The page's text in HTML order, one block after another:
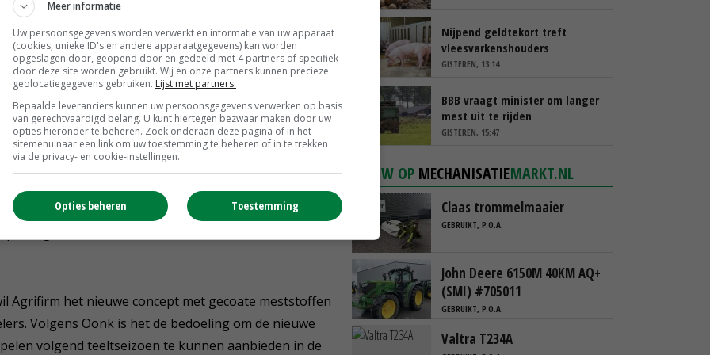
en voor het frezen of aanaarden geeft daarom het
is vorig jaar in consumptieaardappelen een
kalkammonsalpetergift. In beide objecten is
het beste teeltresultaat, terwijl er 20 procent minder
dat we ook op zandgronden met deze meststoffen
kunnen realiseren.'
Agrifirm het nieuwe concept met gecoate meststoffen
Volgens Oonk is het de bedoeling om de nieuwe
volgend teeltseizoen te kunnen aanbieden in de
Nijpend geldtekort treft
vleesvarkenshouders
GISTEREN, 13:14
BBB vraagt minister om langer
mest uit te rijden
GISTEREN, 15:47
NIEUW OP MECHANISATIEMARKT.NL
Claas trommelmaaier
GEBRUIKT, P.O.A.
John Deere 6150M 40KM AQ+
(SMI) #705011
GEBRUIKT, P.O.A.
Valtra T234A
Meer informatie
Uw persoonsgegevens worden verwerkt en informatie van uw apparaat
(cookies, unieke ID's en andere apparaatgegevens) kan worden
opgeslagen door, geopend door en gedeeld met 4 partners of specifiek
door deze site worden gebruikt. Wij en onze partners kunnen precieze
geolocatiegegevens gebruiken. Lijst met partners.
Bepaalde leveranciers kunnen uw persoonsgegevens verwerken op basis
van gerechtvaardigd belang. U kunt hiertegen bezwaar maken door uw
opties hieronder te beheren. Zoek onderaan deze pagina of in het
sitemenu naar een link om uw toestemming te beheren of in te trekken
via de privacy- en cookie-instellingen.
Toestemming
Opties beheren